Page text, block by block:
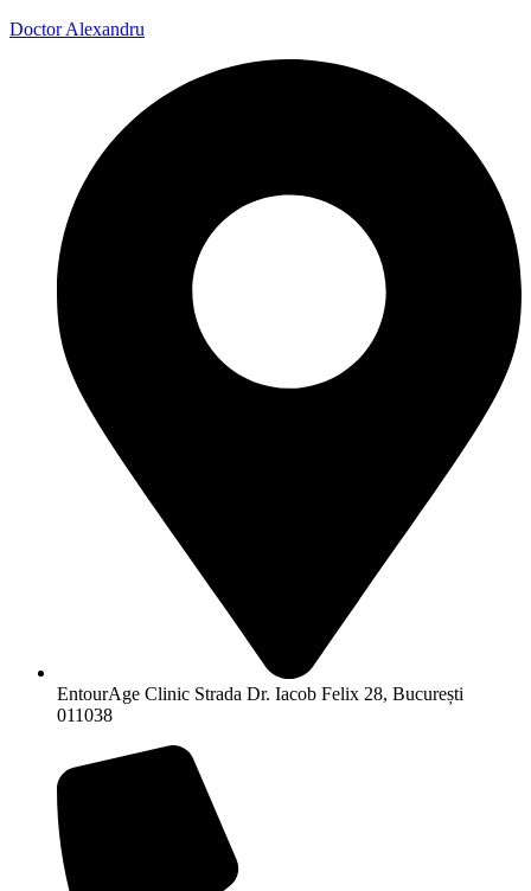
Doctor Alexandru
EntourAge Clinic Strada Dr. Iacob Felix 28, București
011038